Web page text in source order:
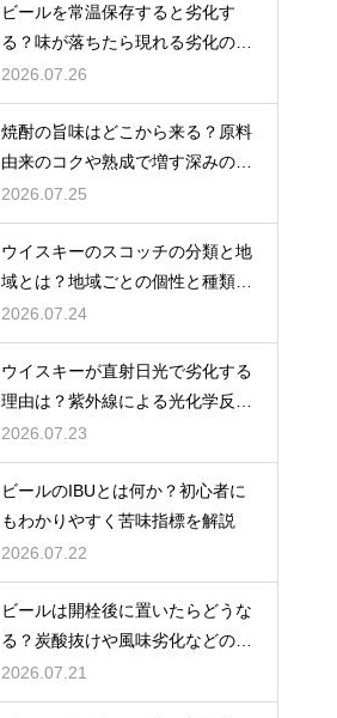
ビールを常温保存すると劣化す
る？味が落ちたら現れる劣化のサ
インを解説
2026.07.26
焼酎の旨味はどこから来る？原料
由来のコクや熟成で増す深みの秘
密を解説
2026.07.25
ウイスキーのスコッチの分類と地
域とは？地域ごとの個性と種類を
解説
2026.07.24
ウイスキーが直射日光で劣化する
理由は？紫外線による光化学反応
で風味が損なわれるため
2026.07.23
ビールのIBUとは何か？初心者に
もわかりやすく苦味指標を解説
2026.07.22
ビールは開栓後に置いたらどうな
る？炭酸抜けや風味劣化などの影
響を解説
2026.07.21